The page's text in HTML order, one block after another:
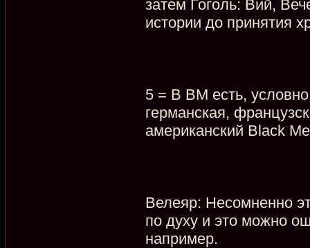
затем Гоголь: Вий,
истории до принятия
5 = В BM есть,
германская,
американский Black
Велеяр: Несомненно
по духу и это можно
например.